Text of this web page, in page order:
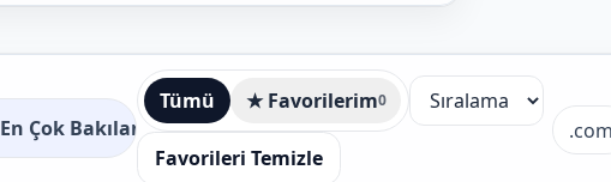
En Çok Bakılan Bitişe Yakın
Tümü ★ Favorilerim0
Favorileri Temizle
.com